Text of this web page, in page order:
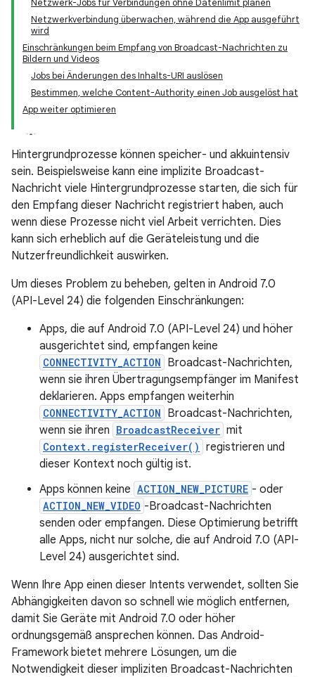
Netzwerk-Jobs für Verbindungen ohne Datenlimit planen
Netzwerkverbindung überwachen, während die App ausgeführt
wird
Einschränkungen beim Empfang von Broadcast-Nachrichten zu
Bildern und Videos
Jobs bei Änderungen des Inhalts-URI auslösen
Bestimmen, welche Content-Authority einen Job ausgelöst hat
App weiter optimieren
Hintergrundprozesse können speicher- und akkuintensiv
sein. Beispielsweise kann eine implizite Broadcast-
Nachricht viele Hintergrundprozesse starten, die sich für
den Empfang dieser Nachricht registriert haben, auch
wenn diese Prozesse nicht viel Arbeit verrichten. Dies
kann sich erheblich auf die Geräteleistung und die
Nutzerfreundlichkeit auswirken.
Um dieses Problem zu beheben, gelten in Android 7.0
(API-Level 24) die folgenden Einschränkungen:
Apps, die auf Android 7.0 (API-Level 24) und höher
ausgerichtet sind, empfangen keine
CONNECTIVITY_ACTION Broadcast-Nachrichten,
wenn sie ihren Übertragungsempfänger im Manifest
deklarieren. Apps empfangen weiterhin
CONNECTIVITY_ACTION Broadcast-Nachrichten,
wenn sie ihren BroadcastReceiver mit
Context.registerReceiver() registrieren und
dieser Kontext noch gültig ist.
Apps können keine ACTION_NEW_PICTURE - oder
ACTION_NEW_VIDEO -Broadcast-Nachrichten
senden oder empfangen. Diese Optimierung betrifft
alle Apps, nicht nur solche, die auf Android 7.0 (API-
Level 24) ausgerichtet sind.
Wenn Ihre App einen dieser Intents verwendet, sollten Sie
Abhängigkeiten davon so schnell wie möglich entfernen,
damit Sie Geräte mit Android 7.0 oder höher
ordnungsgemäß ansprechen können. Das Android-
Framework bietet mehrere Lösungen, um die
Notwendigkeit dieser impliziten Broadcast-Nachrichten